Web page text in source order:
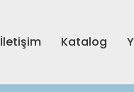
İletişim Katalog